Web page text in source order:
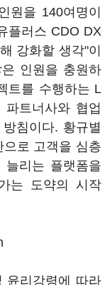
원을 140여명이
플러스 CDO DX
강화할 생각"이
인원을 충원하
트를 수행하는 L
트너사와 협업
침이다. 황규별
로 고객을 심층
늘리는 플랫폼을
는 도약의 시작
윤리강령에 따라